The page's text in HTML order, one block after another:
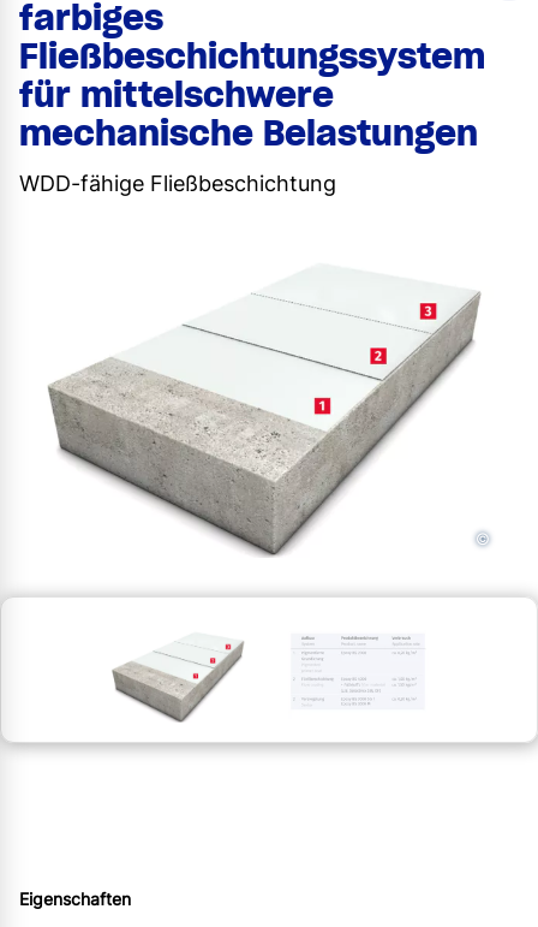
farbiges
Fließbeschichtungssystem
für mittelschwere
mechanische Belastungen
WDD-fähige Fließbeschichtung
©
Eigenschaften